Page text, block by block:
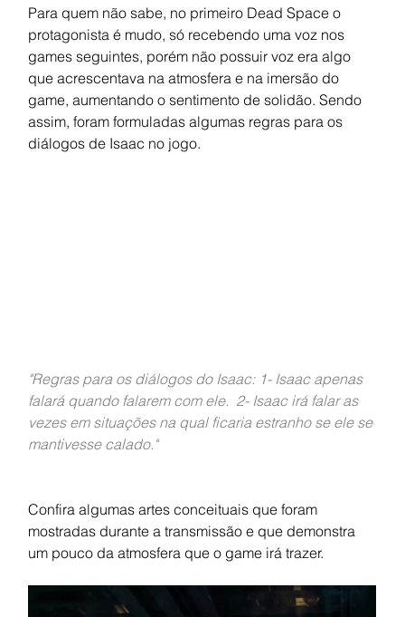
Para quem não sabe, no primeiro Dead Space o
protagonista é mudo, só recebendo uma voz nos
games seguintes, porém não possuir voz era algo
que acrescentava na atmosfera e na imersão do
game, aumentando o sentimento de solidão. Sendo
assim, foram formuladas algumas regras para os
diálogos de Isaac no jogo.
"Regras para os diálogos do Isaac: 1- Isaac apenas
falará quando falarem com ele.  2- Isaac irá falar as
vezes em situações na qual ficaria estranho se ele se
mantivesse calado."
Confira algumas artes conceituais que foram
mostradas durante a transmissão e que demonstra
um pouco da atmosfera que o game irá trazer.